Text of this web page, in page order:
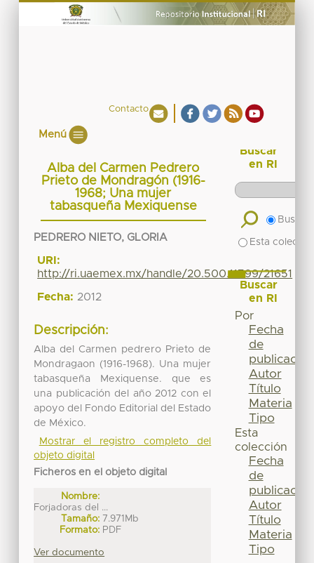
Contacto
Menú
Alba del Carmen Pedrero
Prieto de Mondragón (1916-
1968; Una mujer
tabasqueña Mexiquense
PEDRERO NIETO, GLORIA
URI:
http://ri.uaemex.mx/handle/20.500.11799/21651
Fecha: 2012
Descripción:
Alba del Carmen pedrero Prieto de
Mondragaon (1916-1968). Una mujer
tabasqueña Mexiquense. que es
una publicación del año 2012 con el
apoyo del Fondo Editorial del Estado
de México.
Mostrar el registro completo del
objeto digital
Ficheros en el objeto digital
Nombre:
Forjadoras del ...
Tamaño: 7.971Mb
Formato: PDF
Ver documento
Buscar
en RI
Buscar
Esta
Buscar
en RI
Por
Fecha
de
publicación
Autor
Título
Materia
Tipo
Esta
colección
Fecha
de
publicación
Autor
Título
Materia
Tipo